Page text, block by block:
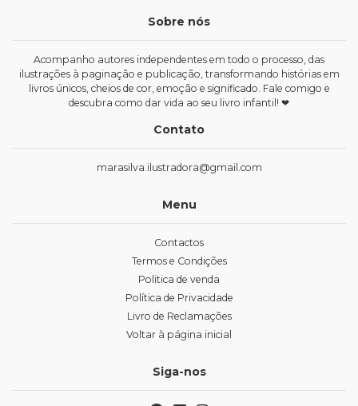
Sobre nós
Acompanho autores independentes em todo o processo, das
ilustrações à paginação e publicação, transformando histórias em
livros únicos, cheios de cor, emoção e significado. Fale comigo e
descubra como dar vida ao seu livro infantil! ❤
Contato
marasilva.ilustradora@gmail.com
Menu
Contactos
Termos e Condições
Politica de venda
Política de Privacidade
Livro de Reclamações
Voltar à página inicial
Siga-nos